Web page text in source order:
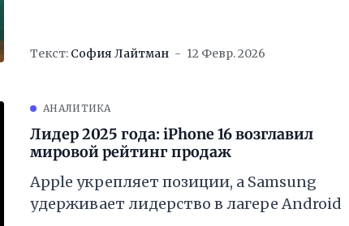
Текст: София Лайтман 12 Февр. 2026
АНАЛИТИКА
Лидер 2025 года: iPhone 16 возглавил
мировой рейтинг продаж
Apple укрепляет позиции, а Samsung
удерживает лидерство в лагере Android